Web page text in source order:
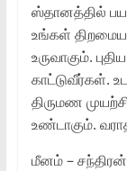
ஸ்தானத்தில்
உங்கள்
உருவாகும்.
காட்டுவீர்கள்.
திருமண
உண்டாகும்.
மீனம் –